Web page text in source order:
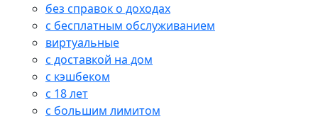
без справок о доходах
с бесплатным обслуживанием
виртуальные
с доставкой на дом
с кэшбеком
с 18 лет
с большим лимитом